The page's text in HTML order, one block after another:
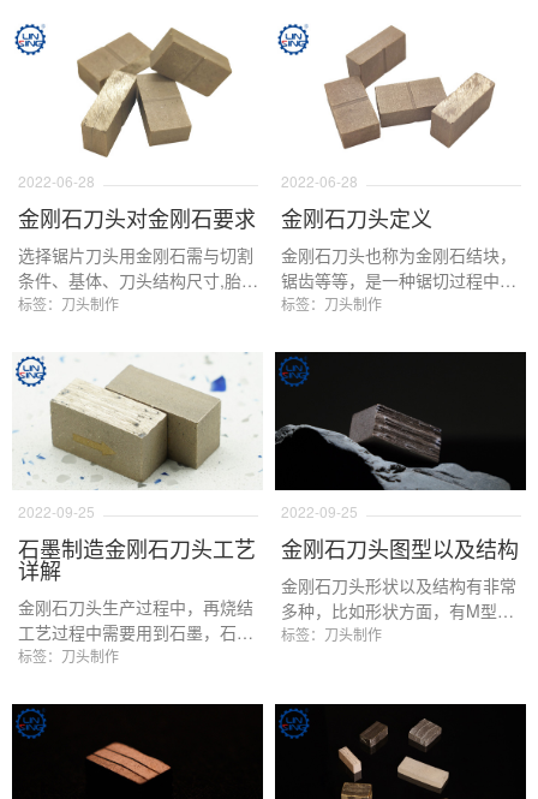
讨。
通过往返运动切割较软的石材。
2022-06-28
金刚石刀头对金刚石要求
选择锯片刀头用金刚石需与切割
条件、基体、刀头结构尺寸,胎体
等结合起来考虑，一般来说、石
度越快,进给越大,则金刚石受到
的冲击越大,主要以冲击磨损、破
碎、脱落形式消耗,反之,被切材
质软、摩擦性弱、切割速度慢、
进给小,则金刚石主要以机械摩擦
磨损形式被消耗。
标签：刀头制作
2022-06-28
金刚石刀头定义
金刚石刀头也称为金刚石结块，
锯齿等等，是一种锯切过程中经
常使用的一种金刚石工具产品，
以焊接到锯片基体形成金刚石圆
锯片，也可以焊接到排锯基体组
合成为排锯，还可以焊接到金属
铁盘，碗磨，钻头等基体组成，
形成金刚石磨盘，金刚石碗磨，
金刚石钻头等等产品。
标签：刀头制作
2022-09-25
石墨制造金刚石刀头工艺
详解
金刚石刀头生产过程中，再烧结
工艺过程中需要用到石墨，石墨
的耐热和导电性能会让模具具有
怎么使用石墨进行金刚石刀头的
生产呢？在烧结过程中，石墨会
遇到哪些问题呢？本文会对以上
问题进行解答。
标签：刀头制作
2022-09-25
金刚石刀头图型以及结构
金刚石刀头形状以及结构有非常
多种，比如形状方面，有M型，
K型，平型，W型等，而结构方
头？这些刀头又有哪些特点呢？
本文会进行详细的介绍。
标签：刀头制作